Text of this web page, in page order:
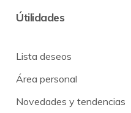
Útilidades
Lista deseos
Área personal
Novedades y tendencias